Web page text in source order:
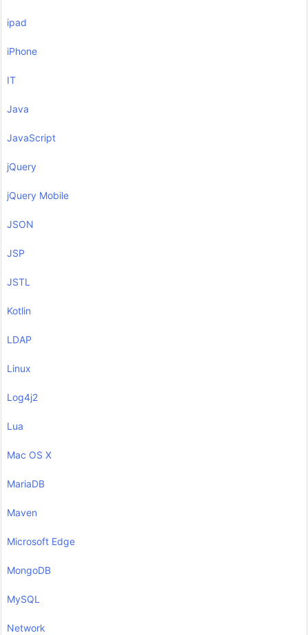
ipad
iPhone
IT
Java
JavaScript
jQuery
jQuery Mobile
JSON
JSP
JSTL
Kotlin
LDAP
Linux
Log4j2
Lua
Mac OS X
MariaDB
Maven
Microsoft Edge
MongoDB
MySQL
Network